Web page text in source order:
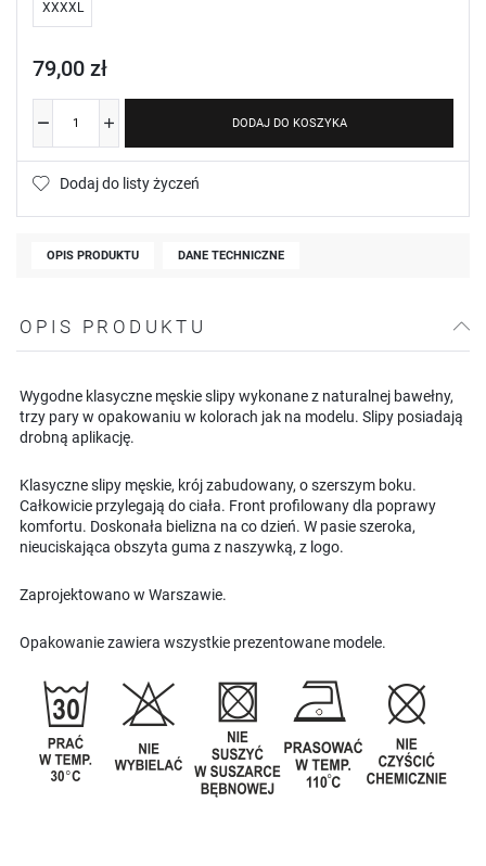
XXXXL
79,00 zł
DODAJ DO KOSZYKA
Dodaj do listy życzeń
OPIS PRODUKTU DANE TECHNICZNE
OPIS PRODUKTU
Wygodne klasyczne męskie slipy wykonane z naturalnej bawełny,
trzy pary w opakowaniu w kolorach jak na modelu. Slipy posiadają
drobną aplikację.
Klasyczne slipy męskie, krój zabudowany, o szerszym boku.
Całkowicie przylegają do ciała. Front profilowany dla poprawy
komfortu. Doskonała bielizna na co dzień. W pasie szeroka,
nieuciskająca obszyta guma z naszywką, z logo.
Zaprojektowano w Warszawie.
Opakowanie zawiera wszystkie prezentowane modele.